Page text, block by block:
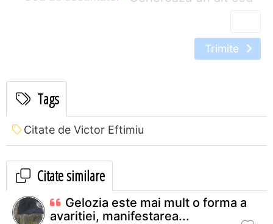
Trimite
Tags
Citate de Victor Eftimiu
Citate similare
Gelozia este mai mult o forma a
avaritiei, manifestarea...